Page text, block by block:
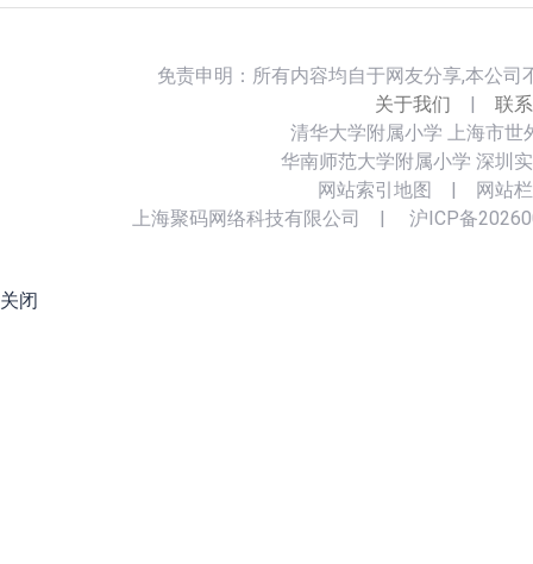
免责申明：所有内容均自于网友分享,本公
关于我们
联
清华大学附属小学 上海市世
华南师范大学附属小学 深圳
网站索引地图
网站
上海聚码网络科技有限公司
沪ICP备
关闭